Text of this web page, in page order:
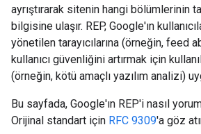
ayrıştırarak sitenin hangi bölümlerinin
bilgisine ulaşır. REP, Google'ın
yönetilen tarayıcılarına (örneğin, feed
kullanıcı güvenliğini artırmak için
(örneğin, kötü amaçlı yazılım analizi)
Bu sayfada, Google'ın REP'i nasıl
Orijinal standart için RFC 9309'a göz